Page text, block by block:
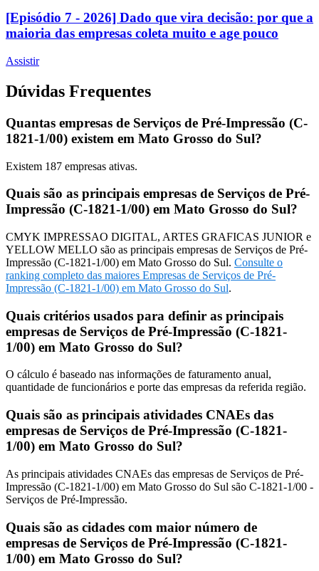
[Episódio 7 - 2026] Dado que vira decisão: por que a
maioria das empresas coleta muito e age pouco
Assistir
Dúvidas Frequentes
Quantas empresas de Serviços de Pré-Impressão (C-
1821-1/00) existem em Mato Grosso do Sul?
Existem 187 empresas ativas.
Quais são as principais empresas de Serviços de Pré-
Impressão (C-1821-1/00) em Mato Grosso do Sul?
CMYK IMPRESSAO DIGITAL, ARTES GRAFICAS JUNIOR e
YELLOW MELLO são as principais empresas de Serviços de Pré-
Impressão (C-1821-1/00) em Mato Grosso do Sul. Consulte o
ranking completo das maiores Empresas de Serviços de Pré-
Impressão (C-1821-1/00) em Mato Grosso do Sul.
Quais critérios usados para definir as principais
empresas de Serviços de Pré-Impressão (C-1821-
1/00) em Mato Grosso do Sul?
O cálculo é baseado nas informações de faturamento anual,
quantidade de funcionários e porte das empresas da referida região.
Quais são as principais atividades CNAEs das
empresas de Serviços de Pré-Impressão (C-1821-
1/00) em Mato Grosso do Sul?
As principais atividades CNAEs das empresas de Serviços de Pré-
Impressão (C-1821-1/00) em Mato Grosso do Sul são C-1821-1/00 -
Serviços de Pré-Impressão.
Quais são as cidades com maior número de
empresas de Serviços de Pré-Impressão (C-1821-
1/00) em Mato Grosso do Sul?